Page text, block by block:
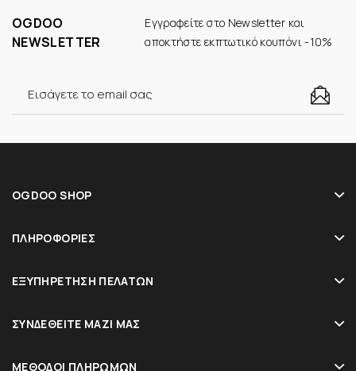
OGDOO
NEWSLETTER
Εγγραφείτε στο Newsletter και
αποκτήστε εκπτωτικό κουπόνι -10%
OGDOO SHOP
ΠΛΗΡΟΦΟΡΊΕΣ
ΕΞΥΠΗΡΈΤΗΣΗ ΠΕΛΑΤΏΝ
ΣΥΝΔΕΘΕΊΤΕ ΜΑΖΊ ΜΑΣ
ΜΈΘΟΔΟΙ ΠΛΗΡΩΜΏΝ